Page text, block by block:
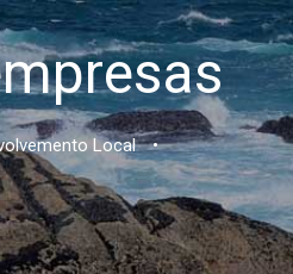
Local •